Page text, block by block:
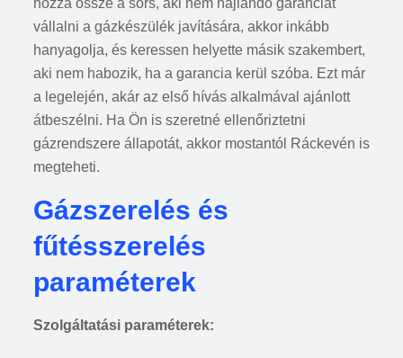
hozza össze a sors, aki nem hajlandó garanciát
vállalni a gázkészülék javítására, akkor inkább
hanyagolja, és keressen helyette másik szakembert,
aki nem habozik, ha a garancia kerül szóba. Ezt már
a legelején, akár az első hívás alkalmával ajánlott
átbeszélni. Ha Ön is szeretné ellenőriztetni
gázrendszere állapotát, akkor mostantól Ráckevén is
megteheti.
Gázszerelés és
fűtésszerelés
paraméterek
Szolgáltatási paraméterek: